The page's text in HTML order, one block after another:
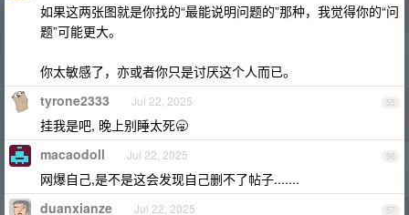
如果这两张图就是你找的“最能说明问题的”那种，我觉得你的“问
题”可能更大。
你太敏感了，亦或者你只是讨厌这个人而已。
55
tyrone2333 Jul 22, 2025
挂我是吧, 晚上别睡太死🥱
56
macaodoll Jul 22, 2025
网爆自己,是不是这会发现自己删不了帖子.......
57
duanxianze Jul 22, 2025